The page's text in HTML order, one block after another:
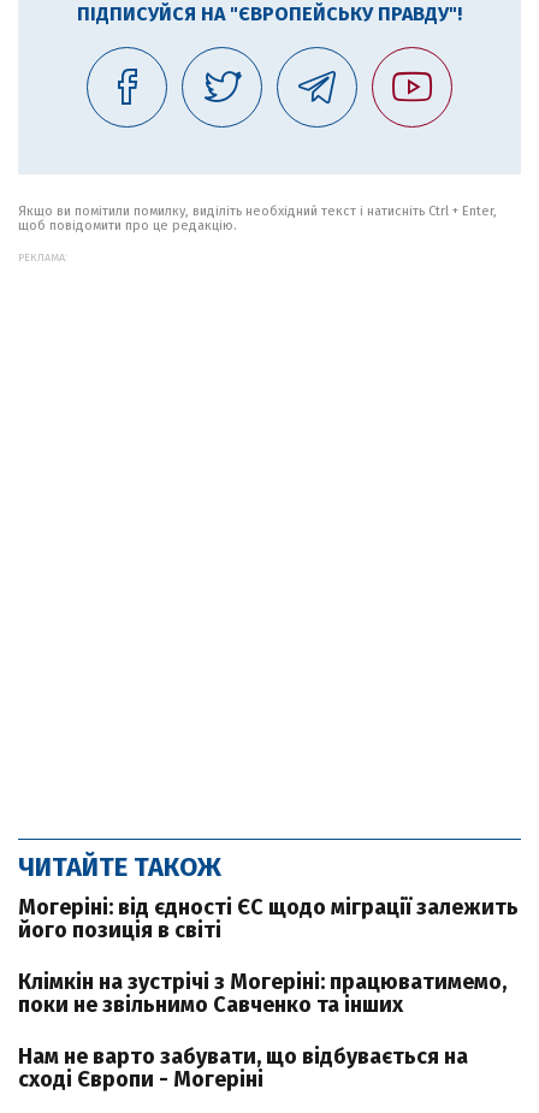
ПІДПИСУЙСЯ НА "ЄВРОПЕЙСЬКУ ПРАВДУ"!
Якщо ви помітили помилку, виділіть необхідний текст і натисніть Ctrl + Enter,
щоб повідомити про це редакцію.
РЕКЛАМА:
ЧИТАЙТЕ ТАКОЖ
Могеріні: від єдності ЄС щодо міграції залежить
його позиція в світі
Клімкін на зустрічі з Могеріні: працюватимемо,
поки не звільнимо Савченко та інших
Нам не варто забувати, що відбувається на
сході Європи - Могеріні